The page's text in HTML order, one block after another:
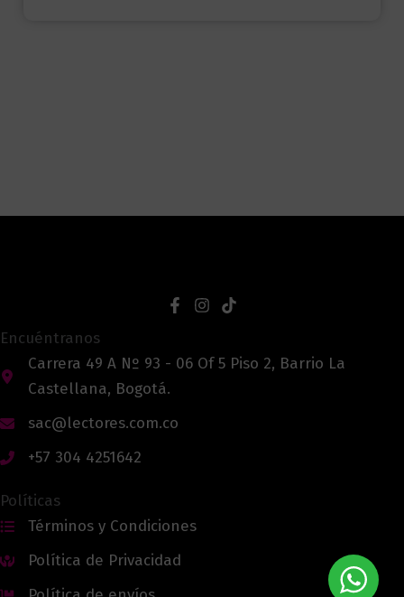
Encuéntranos
Carrera 49 A Nº 93 - 06 Of 5 Piso 2, Barrio La
Castellana, Bogotá.
sac@lectores.com.co
+57 304 4251642
Políticas
Términos y Condiciones
Política de Privacidad